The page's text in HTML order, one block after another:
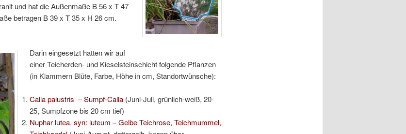
und hat die Außenmaße B 56 x T 47
betragen B 39 x T 35 x H 26 cm.
Darin eingesetzt hatten wir auf
einer Teicherden- und Kieselsteinschicht folgende Pflanzen
(in Klammern Blüte, Farbe, Höhe in cm, Standortwünsche):
Calla palustris – Sumpf-Calla (Juni-Juli, grünlich-weiß, 20-
25, Sumpfzone bis 20 cm tief)
Nuphar lutea, syn: luteum – Gelbe Teichrose, Teichmummel,